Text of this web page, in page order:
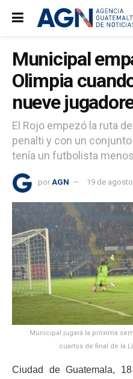
Municipal
Olimpia
nueve
El Rojo empezó la ruta
penalti y con un
tenía un futbolista
por AGN 19 de
Municipal jugará la próxima
cuartos de final de la
Ciudad de Guatemala,